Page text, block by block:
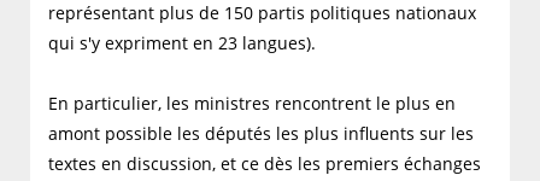
représentant plus de 150 partis politiques nationaux
qui s'y expriment en 23 langues).
En particulier, les ministres rencontrent le plus en
amont possible les députés les plus influents sur les
textes en discussion, et ce dès les premiers échanges